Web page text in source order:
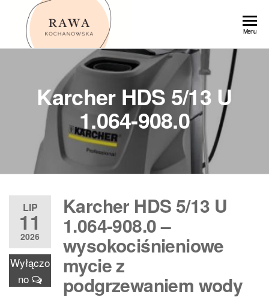
Przejdź
Menu
Karcher HDS 5/13 U
1.064-908.0
LIP
11
2026
Wyłączo
no
Karcher HDS 5/13 U
1.064-908.0 –
wysokociśnieniowe
mycie z
podgrzewaniem wody